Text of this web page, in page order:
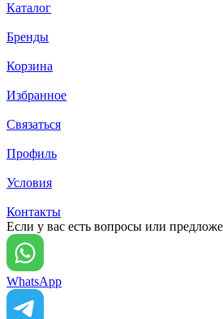
Каталог
Бренды
Корзина
Избранное
Связаться
Профиль
Условия
Контакты
Если у вас есть вопросы или
WhatsApp